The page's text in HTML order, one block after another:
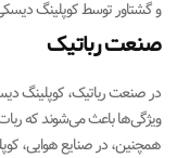
و گشتاور توسط کوپلینگ
صنعت رباتیک
در صنعت رباتیک، کوپلینگ
ویژگی‌ها باعث می‌شوند که
همچنین، در صنایع هوایی،